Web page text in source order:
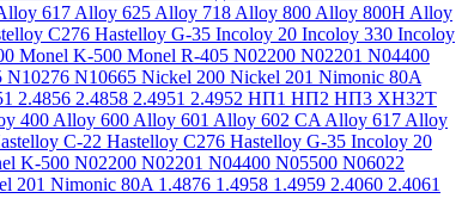
617 Alloy 625 Alloy 718 Alloy 800 Alloy 800H Alloy
C276 Hastelloy G-35 Incoloy 20 Incoloy 330 Incoloy
Monel K-500 Monel R-405 N02200 N02201 N04400
N10276 N10665 Nickel 200 Nickel 201 Nimonic 80A
2.4856 2.4858 2.4951 2.4952 НП1 НП2 НП3 ХН32Т
400 Alloy 600 Alloy 601 Alloy 602 CA Alloy 617 Alloy
C-22 Hastelloy C276 Hastelloy G-35 Incoloy 20
K-500 N02200 N02201 N04400 N05500 N06022
201 Nimonic 80A 1.4876 1.4958 1.4959 2.4060 2.4061